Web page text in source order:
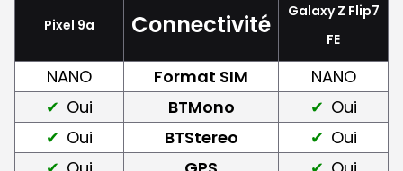
Pixel 9a Connectivité
Galaxy Z Flip7
FE
NANO Format SIM
NANO
Oui
BTMono
Oui
Oui
BTStereo
Oui